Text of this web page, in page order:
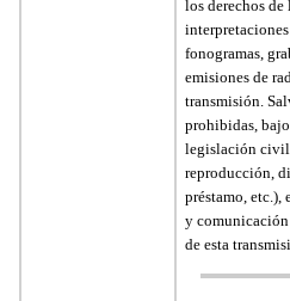
los derechos de
fonogramas,
emisiones de
transmisión.
prohibidas,
legislación
reproducción,
préstamo,
y comunicación
de esta